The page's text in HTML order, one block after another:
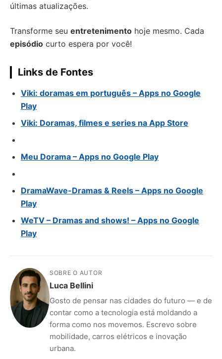
últimas atualizações.
Transforme seu entretenimento hoje mesmo. Cada
episódio curto espera por você!
Links de Fontes
Viki: doramas em português – Apps no Google
Play
Viki: Doramas, filmes e series na App Store
Meu Dorama – Apps no Google Play
DramaWave-Dramas & Reels – Apps no Google
Play
WeTV – Dramas and shows! – Apps no Google
Play
SOBRE O AUTOR
Luca Bellini
Gosto de pensar nas cidades do futuro — e de
contar como a tecnologia está moldando a
forma como nos movemos. Escrevo sobre
mobilidade, carros elétricos e inovação
urbana.